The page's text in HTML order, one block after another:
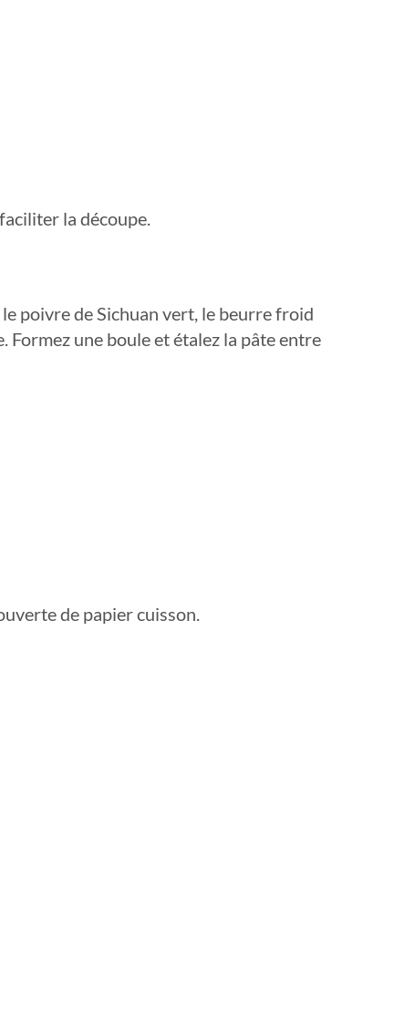
la découpe.
poivre de Sichuan vert, le beurre froid
une boule et étalez la pâte entre
de papier cuisson.